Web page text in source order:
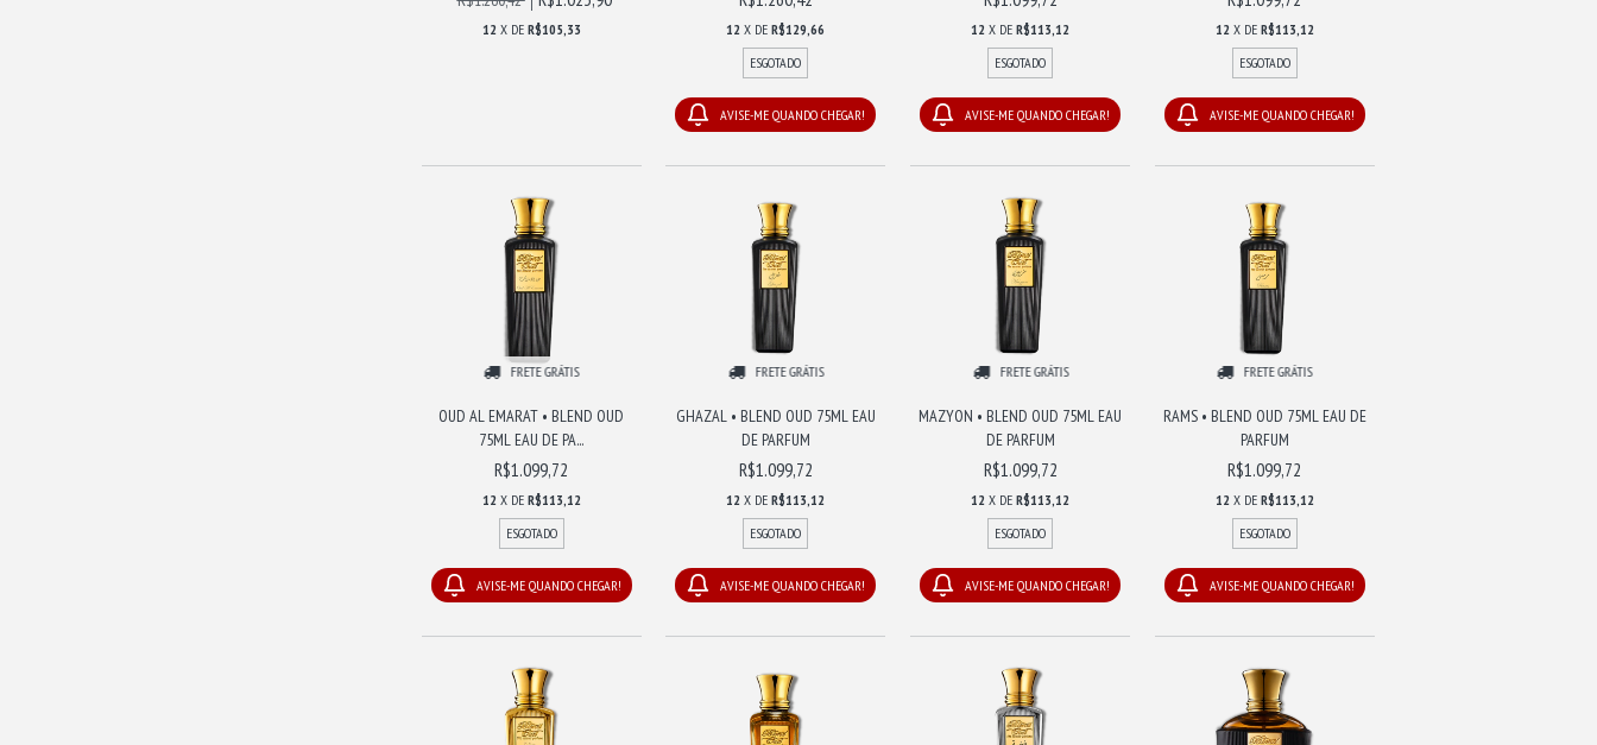
12 X DE R$105,33 12 X DER$129,66
ESGOTADO
AVISE-ME QUANDO CHEGAR!
12 X DER$113,12
ESGOTADO
AVISE-ME QUANDO CHEGAR!
12 X DE R$113,12
ESGOTADO
AVISE-ME QUANDO CHEGAR!
FRETE GRÁTIS
OUD AL EMARAT • BLEND OUD
75ML EAU DE PA...
R$1.099,72
12 X DE R$113,12
ESGOTADO
AVISE-ME QUANDO CHEGAR!
FRETE GRÁTIS
GHAZAL • BLEND OUD 75ML EAU
DE PARFUM
R$1.099,72
12 X DER$113,12
ESGOTADO
AVISE-ME QUANDO CHEGAR!
FRETE GRÁTIS
MAZYON • BLEND OUD 75ML EAU
DE PARFUM
R$1.099,72
12 X DER$113,12
ESGOTADO
AVISE-ME QUANDO CHEGAR!
FRETE GRÁTIS
RAMS • BLEND OUD 75ML EAU DE
PARFUM
R$1.099,72
12 X DE R$113,12
ESGOTADO
AVISE-ME QUANDO CHEGAR!